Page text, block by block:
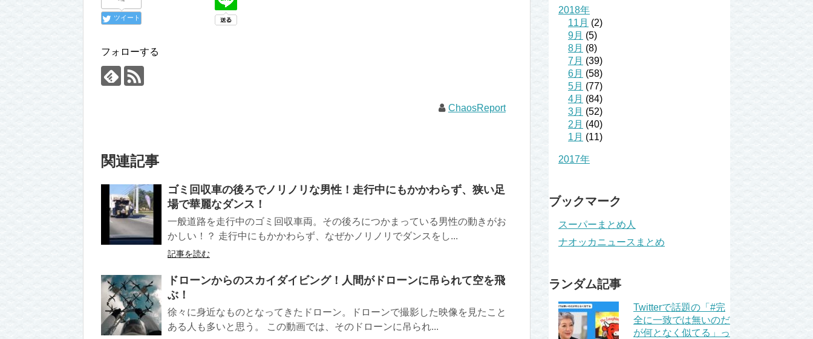
ツイート
フォローする
ChaosReport
関連記事
ゴミ回収車の後ろでノリノリな男性！走行中にもかかわらず、狭い足
場で華麗なダンス！
一般道路を走行中のゴミ回収車両。その後ろにつかまっている男性の動きがお
かしい！？ 走行中にもかかわらず、なぜかノリノリでダンスをし...
記事を読む
ドローンからのスカイダイビング！人間がドローンに吊られて空を飛
ぶ！
徐々に身近なものとなってきたドローン。ドローンで撮影した映像を見たこと
ある人も多いと思う。 この動画では、そのドローンに吊られ...
2018年
11月 (2)
9月 (5)
8月 (8)
7月 (39)
6月 (58)
5月 (77)
4月 (84)
3月 (52)
2月 (40)
1月 (11)
2017年
ブックマーク
スーパーまとめ人
ナオッカニュースまとめ
ランダム記事
Twitterで話題の「#完
全に一致では無いのだ
が何となく似てる」っ